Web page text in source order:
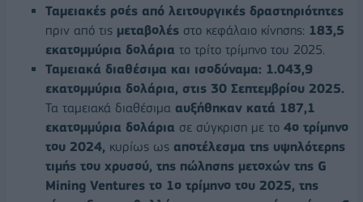
Ταμειακές ροές από λειτουργικές δραστηριότητες
πριν από τις μεταβολές στο κεφάλαιο κίνησης: 183,5
εκατομμύρια δολάρια το τρίτο τρίμηνο του 2025.
Ταμειακά διαθέσιμα και ισοδύναμα: 1.043,9
εκατομμύρια δολάρια, στις 30 Σεπτεμβρίου 2025.
Τα ταμειακά διαθέσιμα αυξήθηκαν κατά 187,1
εκατομμύρια δολάρια σε σύγκριση με το 4ο τρίμηνο
του 2024, κυρίως ως αποτέλεσμα της υψηλότερης
τιμής του χρυσού, της πώλησης μετοχών της G
Mining Ventures το 1ο τρίμηνο του 2025, της